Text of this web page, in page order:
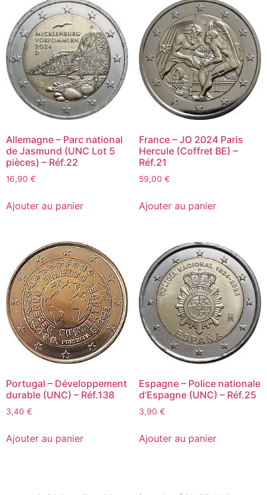
Allemagne – Parc national
de Jasmund (UNC Lot 5
pièces) – Réf.22
16,90 €
Ajouter au panier
France – JO 2024 Paris
Hercule (Coffret BE) –
Réf.21
59,00 €
Ajouter au panier
Portugal – Développement
durable (UNC) – Réf.138
3,40 €
Ajouter au panier
Espagne – Police nationale
d’Espagne (UNC) – Réf.25
3,90 €
Ajouter au panier